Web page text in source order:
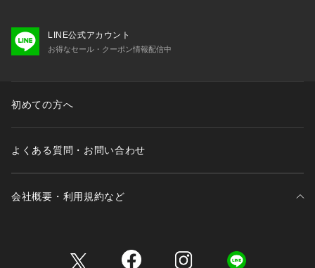
LINE公式アカウント
お得なセール・クーポン情報配信中
初めての方へ
よくある質問・お問い合わせ
会社概要・利用規約など